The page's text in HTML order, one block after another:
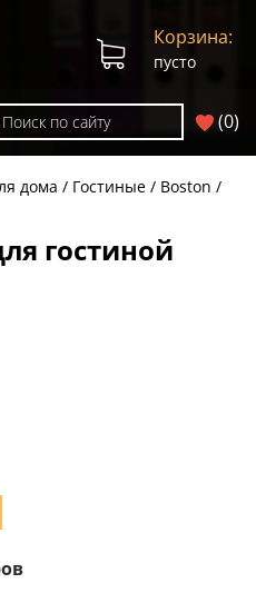
(0)
Корзина:
пусто
дома Гостиные
Boston
гостиной